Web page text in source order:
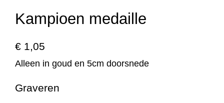
Kampioen medaille
€ 1,05
Alleen in goud en 5cm doorsnede
Graveren